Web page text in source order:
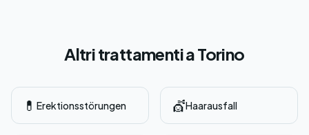
Altri trattamenti a Torino
💊 Erektionsstörungen 💇Haarausfall